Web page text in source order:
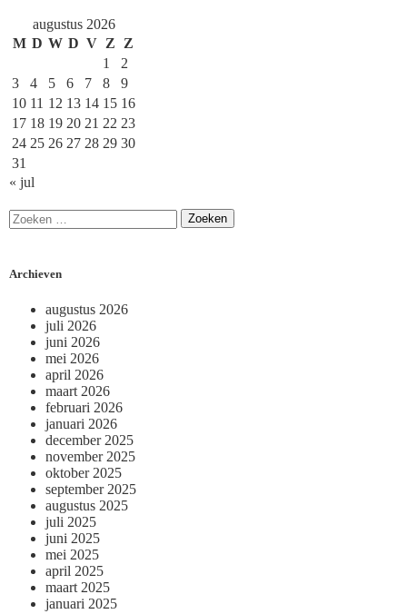
augustus 2026
M D W D V Z Z
1
2
3
4 5 6 7 8
9
10 11 12 13 14 15 16
17 18 19 20 21 22 23
24 25 26 27 28 29 30
31
« jul
Archieven
augustus 2026
juli 2026
juni 2026
mei 2026
april 2026
maart 2026
februari 2026
januari 2026
december 2025
november 2025
oktober 2025
september 2025
augustus 2025
juli 2025
juni 2025
mei 2025
april 2025
maart 2025
januari 2025